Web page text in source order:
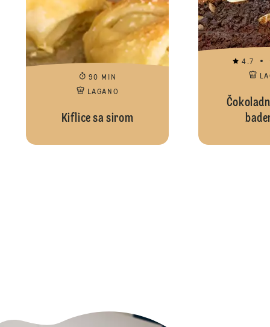
90 MIN
LAGANO
Kiflice sa sirom
4.7